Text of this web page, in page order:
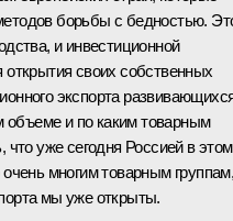
борьбы с бедностью.
и инвестиционной
открытия своих собственных
экспорта
объеме и по каким товарным
что уже сегодня Россией в этом
многим товарным
мы уже открыты.